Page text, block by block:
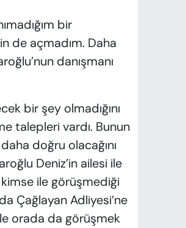
bir
de açmadım. Daha
danışmanı
bir şey olmadığını
talepleri vardı. Bunun
doğru olacağını
Deniz’in ailesi ile
ile görüşmediği
Çağlayan Adliyesi’ne
orada da görüşmek